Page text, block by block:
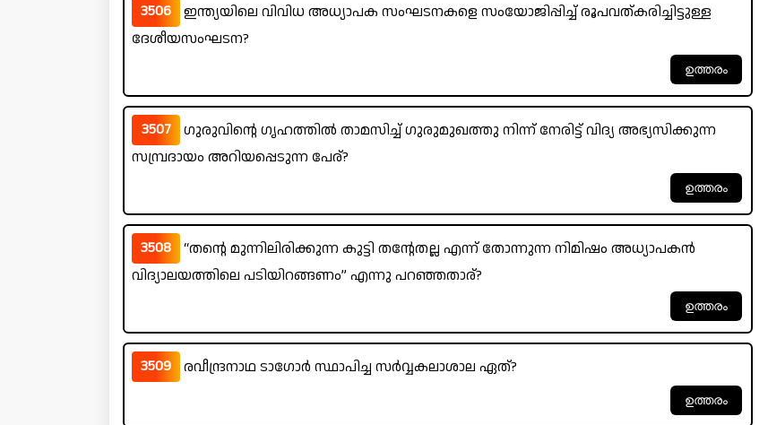
3506
ഇന്ത്യയിലെ വിവിധ അധ്യാപക സംഘടനകളെ സംയോജിപ്പിച്ച് രൂപവത്കരിച്ചിട്ടുള്ള
ദേശീയസംഘടന?
3507
ഗുരുവിന്റെ ഗൃഹത്തിൽ താമസിച്ച് ഗുരുമുഖത്തു നിന്ന് നേരിട്ട് വിദ്യ അഭ്യസിക്കുന്ന
സമ്പ്രദായം അറിയപ്പെടുന്ന പേര്?
3508
“തന്റെ മുന്നിലിരിക്കുന്ന കുട്ടി തന്റേതല്ല എന്ന് തോന്നുന്ന നിമിഷം അധ്യാപകൻ
വിദ്യാലയത്തിലെ പടിയിറങ്ങണം” എന്നു പറഞ്ഞതാര്?
3509 രവീന്ദ്രനാഥ ടാഗോർ സ്ഥാപിച്ച സർവ്വകലാശാല ഏത്?